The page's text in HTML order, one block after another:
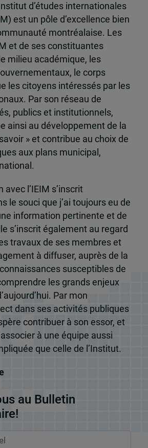
d’études internationales
est un pôle d’excellence bien
montréalaise. Les
et de ses constituantes
milieu académique, les
le corps
les citoyens intéressés par les
Par son réseau de
publics et institutionnels,
ainsi au développement de la
» et contribue au choix de
aux plans municipal,
l’IEIM s’inscrit
le souci que j’ai toujours eu de
information pertinente et de
s’inscrit également au regard
travaux de ses membres et
à diffuser, auprès de la
susceptibles de
les grands enjeux
Par mon
dans ses activités publiques
contribuer à son essor, et
à une équipe aussi
que celle de l’Institut.
au Bulletin